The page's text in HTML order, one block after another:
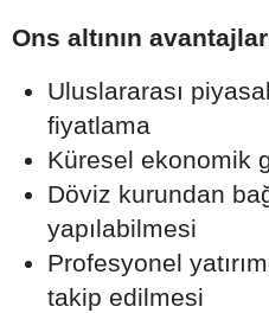
Ons altının
Uluslararası
fiyatlama
Küresel ekonomik
Döviz kurundan
yapılabilmesi
Profesyonel
takip edilmesi